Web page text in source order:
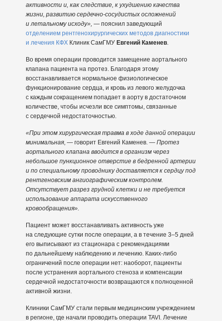
активности и, как следствие, к ухудшению качества
жизни, развитию сердечно-сосудистых осложнений
и летальному исходу», — пояснил заведующий
отделением рентгенохирургических методов диагностики
и лечения КФХКлиник СамГМУ Евгений Каменев.
Во время операции проводится замещение аортального
клапана пациента на протез. Благодаря этому
восстанавливается нормальное физиологическое
функционирование сердца, и кровь из левого желудочка
с каждым сокращением попадает в аорту в достаточном
количестве, чтобы исчезли все симптомы, связанные
с сердечной недостаточностью.
«При этом хирургическая травма в ходе данной операции
минимальная, — говорит Евгений Каменев. — Протез
аортального клапана вводится в организм через
небольшое пункционное отверстие в бедренной артерии
и по специальному проводнику доставляется к сердцу под
рентгеновским ангиографическим контролем.
Отсутствует разрез грудной клетки и не требуется
использование аппарата искусственного
кровообращения».
Пациент может восстанавливать активность уже
на следующие сутки после операции, а в течение 3–5 дней
его выписывают из стационара с рекомендациями
по дальнейшему наблюдению и лечению. Каких-либо
ограничений после операции нет: наоборот, пациенты
после устранения аортального стеноза и компенсации
сердечной недостаточности возвращаются к полноценной
активной жизни.
Клиники СамГМУ стали первым медицинским учреждением
в регионе, где начали проводить операции TAVI. Лечение